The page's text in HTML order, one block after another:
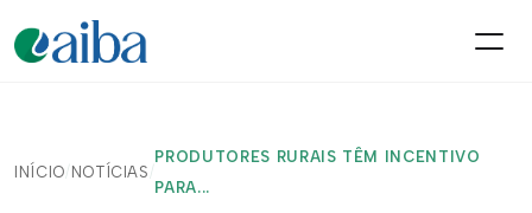
INÍCIO/ NOTÍCIAS /
PRODUTORES RURAIS TÊM INCENTIVO
PARA...